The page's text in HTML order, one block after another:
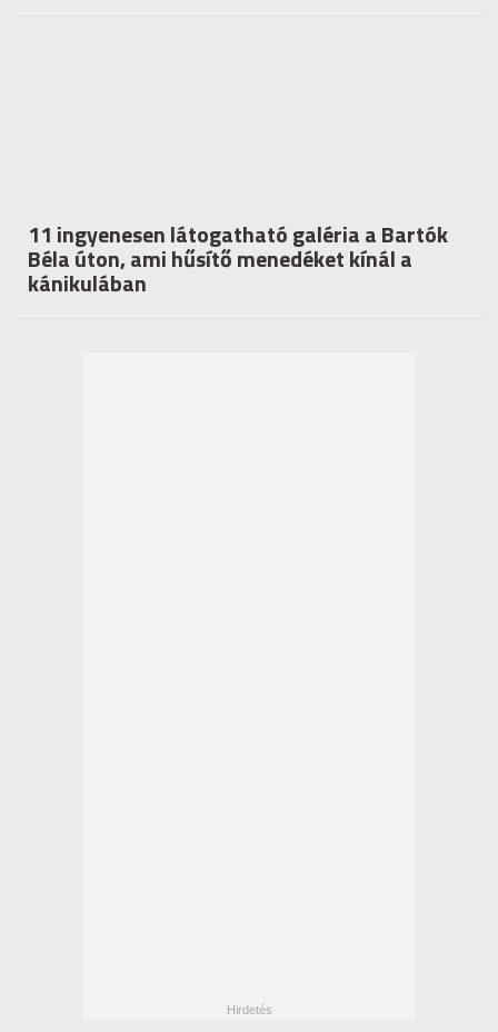
11 ingyenesen látogatható galéria a Bartók
Béla úton, ami hűsítő menedéket kínál a
kánikulában